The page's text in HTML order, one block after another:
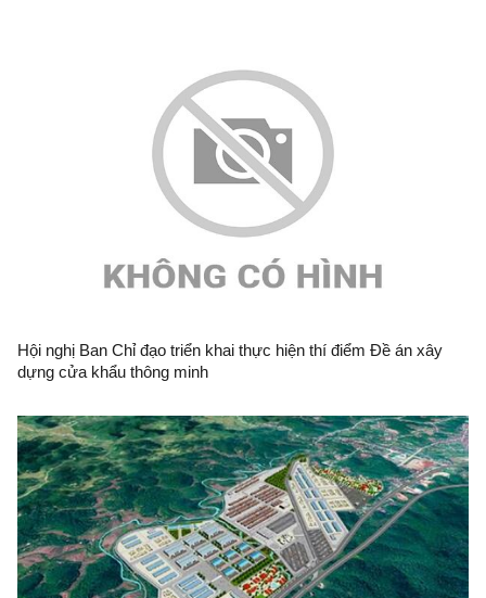
Hội nghị Ban Chỉ đạo triển khai thực hiện thí điểm Đề án xây
dựng cửa khẩu thông minh